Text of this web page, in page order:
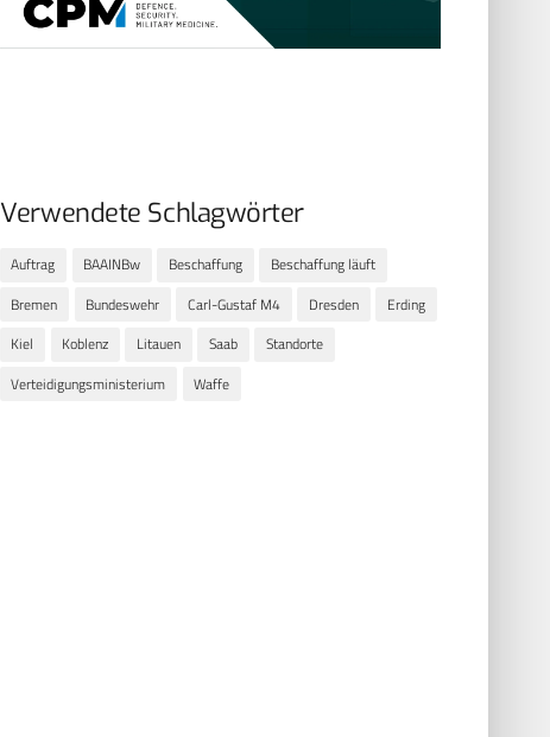
Verwendete Schlagwörter
Auftrag BAAINBw Beschaffung
Beschaffung läuft
Bremen
Bundeswehr Carl-Gustaf M4 Dresden
Erding
Kiel
Koblenz Litauen Saab
Standorte
Verteidigungsministerium
Waffe